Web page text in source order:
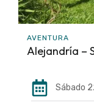
AVENTURA
Alejandría –
Sábado